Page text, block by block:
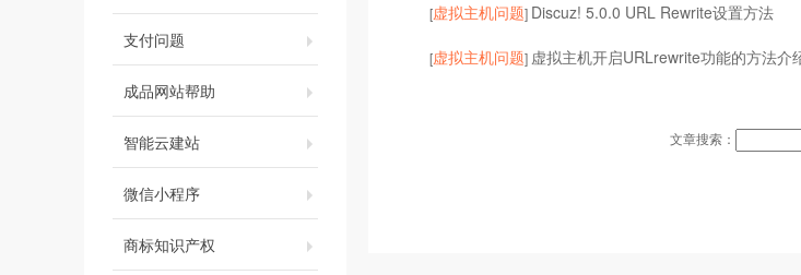
支付问题
成品网站帮助
智能云建站
微信小程序
商标知识产权
[虚拟主机问题] Discuz! 5.0.0 URL Rewrite设置方法
[虚拟主机问题] 虚拟主机开启URLrewrite功能的方法介
文章搜索：